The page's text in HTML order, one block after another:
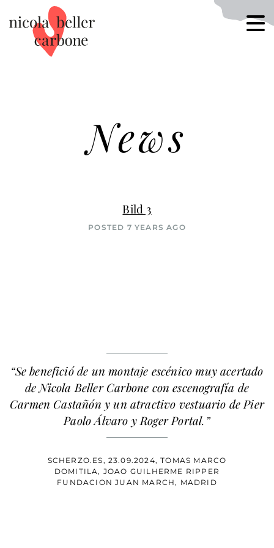
News
Bild 3
POSTED 7 YEARS AGO
“Se benefició de un montaje escénico muy acertado
de Nicola Beller Carbone con escenografía de
Carmen Castañón y un atractivo vestuario de Pier
Paolo Álvaro y Roger Portal.”
SCHERZO.ES, 23.09.2024, TOMAS MARCO
DOMITILA, JOAO GUILHERME RIPPER
FUNDACION JUAN MARCH, MADRID